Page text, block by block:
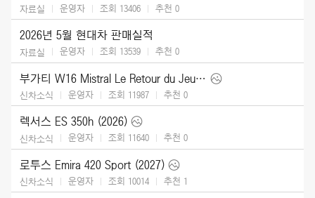
자료실 운영자 조회 13406 추천 0
2026년 5월 현대차 판매실적
자료실 운영자 조회 13539 추천 0
부가티 W16 Mistral Le Retour du Jeune Prince (2026)
신차소식 운영자 조회 11987 추천 0
렉서스 ES 350h (2026)
신차소식 운영자 조회 11640 추천 0
로투스 Emira 420 Sport (2027)
신차소식 운영자 조회 10014 추천 1